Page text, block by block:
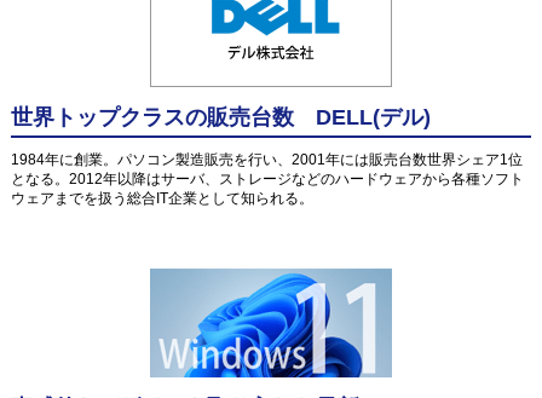
世界トップクラスの販売台数 DELL(デル)
1984年に創業。パソコン製造販売を行い、2001年には販売台数世界シェア1位
となる。2012年以降はサーバ、ストレージなどのハードウェアから各種ソフト
ウェアまでを扱う総合IT企業として知られる。